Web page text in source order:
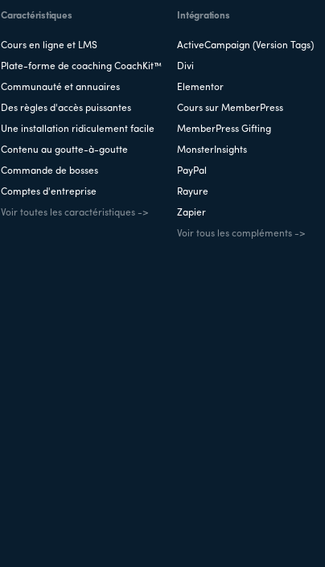
Caractéristiques
Cours en ligne et LMS
Plate-forme de coaching CoachKit™
Communauté et annuaires
Des règles d'accès puissantes
Une installation ridiculement facile
Contenu au goutte-à-goutte
Commande de bosses
Comptes d'entreprise
Voir toutes les caractéristiques ->
Intégrations
ActiveCampaign (Version Tags)
Divi
Elementor
Cours sur MemberPress
MemberPress Gifting
MonsterInsights
PayPal
Rayure
Zapier
Voir tous les compléments ->